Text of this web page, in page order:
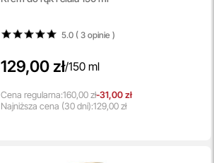
5.0 ( 3opinie)
129,00 zł/150 ml
Cena regularna:160,00 zł-31,00 zł
Najniższa cena (30 dni):129,00 zł